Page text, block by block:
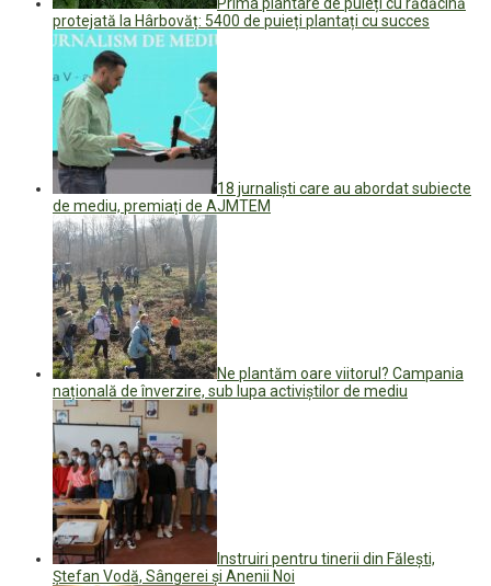
protejată la Hârbovăț: 5400 de puieți plantați cu succes
18 jurnaliști care au abordat subiecte
de mediu, premiați de AJMTEM
Ne plantăm oare viitorul? Campania
națională de înverzire, sub lupa activiștilor de mediu
Instruiri pentru tinerii din Făleşti,
Ştefan Vodă, Sângerei şi Anenii Noi